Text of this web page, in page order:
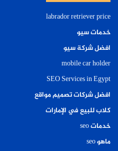
labrador retriever price
خدمات سيو
افضل شركة سيو
mobile car holder
SEO Services in Egypt
افضل شركات تصميم مواقع
كلاب للبيع في الإمارات
خدمات seo
ماهو seo